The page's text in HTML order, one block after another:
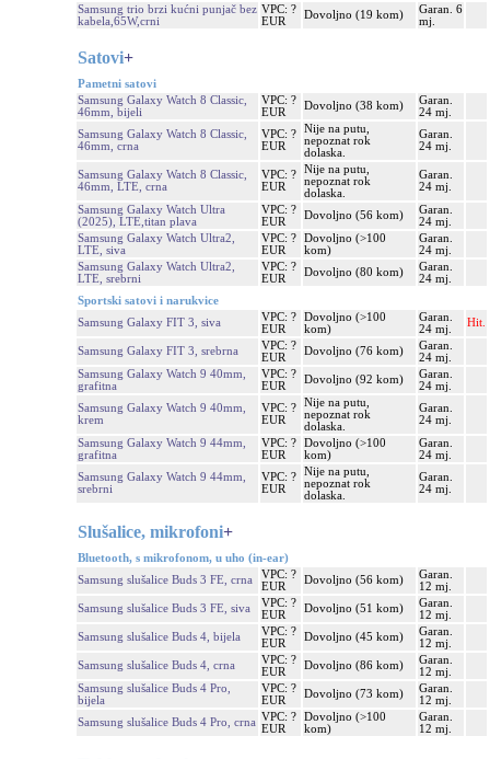
Samsung trio brzi kućni punjač bez
kabela,65W,crni
VPC: ?
EUR
Dovoljno (19 kom)
Garan. 6
mj.
Satovi+
Pametni satovi
Samsung Galaxy Watch 8 Classic,
46mm, bijeli
VPC: ?
EUR
Dovoljno (38 kom)
Garan.
24 mj.
Samsung Galaxy Watch 8 Classic,
46mm, crna
VPC: ?
EUR
Nije na putu,
nepoznat rok
dolaska.
Garan.
24 mj.
Samsung Galaxy Watch 8 Classic,
46mm, LTE, crna
VPC: ?
EUR
Nije na putu,
nepoznat rok
dolaska.
Garan.
24 mj.
Samsung Galaxy Watch Ultra
(2025), LTE,titan plava
VPC: ?
EUR
Dovoljno (56 kom)
Garan.
24 mj.
Samsung Galaxy Watch Ultra2,
LTE, siva
VPC: ?
EUR
Dovoljno (>100
kom)
Garan.
24 mj.
Samsung Galaxy Watch Ultra2,
LTE, srebrni
VPC: ?
EUR
Dovoljno (80 kom)
Garan.
24 mj.
Sportski satovi i narukvice
Samsung Galaxy FIT 3, siva
VPC: ?
EUR
Dovoljno (>100
kom)
Garan.
24 mj.
Hit.
Samsung Galaxy FIT 3, srebrna
VPC: ?
EUR
Dovoljno (76 kom)
Garan.
24 mj.
Samsung Galaxy Watch 9 40mm,
grafitna
VPC: ?
EUR
Dovoljno (92 kom)
Garan.
24 mj.
Samsung Galaxy Watch 9 40mm,
krem
VPC: ?
EUR
Nije na putu,
nepoznat rok
dolaska.
Garan.
24 mj.
Samsung Galaxy Watch 9 44mm,
grafitna
VPC: ?
EUR
Dovoljno (>100
kom)
Garan.
24 mj.
Samsung Galaxy Watch 9 44mm,
srebrni
VPC: ?
EUR
Nije na putu,
nepoznat rok
dolaska.
Garan.
24 mj.
Slušalice, mikrofoni+
Bluetooth, s mikrofonom, u uho (in-ear)
Samsung slušalice Buds 3 FE, crna
VPC: ?
EUR
Dovoljno (56 kom)
Garan.
12 mj.
Samsung slušalice Buds 3 FE, siva
VPC: ?
EUR
Dovoljno (51 kom)
Garan.
12 mj.
Samsung slušalice Buds 4, bijela
VPC: ?
EUR
Dovoljno (45 kom)
Garan.
12 mj.
Samsung slušalice Buds 4, crna
VPC: ?
EUR
Dovoljno (86 kom)
Garan.
12 mj.
Samsung slušalice Buds 4 Pro,
bijela
VPC: ?
EUR
Dovoljno (73 kom)
Garan.
12 mj.
Samsung slušalice Buds 4 Pro, crna VPC: ?
EUR
Dovoljno (>100
kom)
Garan.
12 mj.